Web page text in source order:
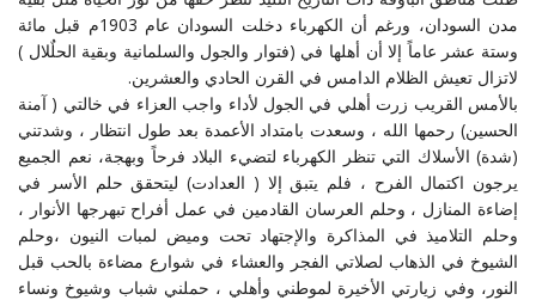
مدن السودان، ورغم أن الكهرباء دخلت السودان عام 1903م قبل مائة
وستة عشر عاماً إلا أن أهلها في (فتوار والجول والسلمانية وبقية الحلٌلال )
لاتزال تعيش الظلام الدامس في القرن الحادي والعشرين.
بالأمس القريب زرت أهلي في الجول لأداء واجب العزاء في خالتي ( آمنة
الحسين) رحمها الله ، وسعدت بامتداد الأعمدة بعد طول انتظار ، وشدتني
(شدة) الأسلاك التي تنظر الكهرباء لتضيء البلاد فرحاً وبهجة، نعم الجميع
يرجون اكتمال الفرح ، فلم يتبق إلا ( العدادت) ليتحقق حلم الأسر في
إضاءة المنازل ، وحلم العرسان القادمين في عمل أفراح تبهرجها الأنوار ،
وحلم التلاميذ في المذاكرة والإجتهاد تحت وميض لمبات النيون ،وحلم
الشيوخ في الذهاب لصلاتي الفجر والعشاء في شوارع مضاءة بالحب قبل
النور، وفي زيارتي الأخيرة لموطني وأهلي ، حملني شباب وشيوخ ونساء